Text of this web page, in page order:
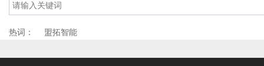
热词： 盟拓智能